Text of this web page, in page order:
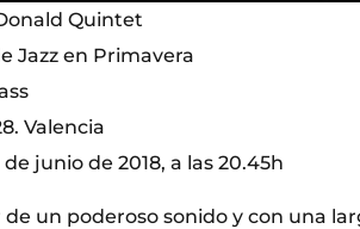
Quintet
Jazz en Primavera
Valencia
de junio de 2018, a las 20.45h
de un poderoso sonido y con una